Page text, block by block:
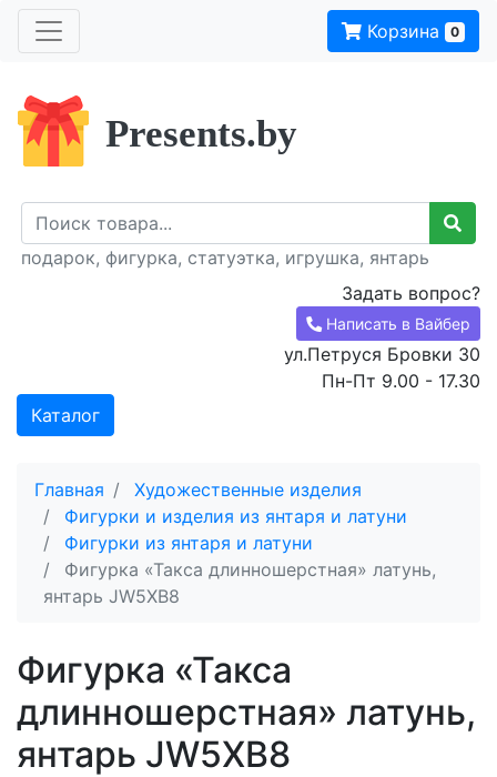
Корзина 0
Presents.by
подарок, фигурка, статуэтка, игрушка, янтарь
Задать вопрос?
Написать в Вайбер
ул.Петруся Бровки 30
Пн-Пт 9.00 - 17.30
Каталог
Главная
Художественные изделия
Фигурки и изделия из янтаря и латуни
Фигурки из янтаря и латуни
Фигурка «Такса длинношерстная» латунь,
янтарь JW5XB8
Фигурка «Такса
длинношерстная» латунь,
янтарь JW5XB8